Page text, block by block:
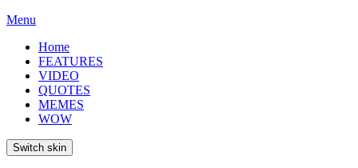
Menu
Home
FEATURES
VIDEO
QUOTES
MEMES
WOW
Switch skin